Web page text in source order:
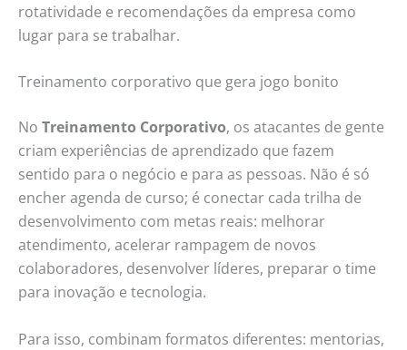
rotatividade e recomendações da empresa como
lugar para se trabalhar.
Treinamento corporativo que gera jogo bonito
No Treinamento Corporativo, os atacantes de gente
criam experiências de aprendizado que fazem
sentido para o negócio e para as pessoas. Não é só
encher agenda de curso; é conectar cada trilha de
desenvolvimento com metas reais: melhorar
atendimento, acelerar rampagem de novos
colaboradores, desenvolver líderes, preparar o time
para inovação e tecnologia.
Para isso, combinam formatos diferentes: mentorias,